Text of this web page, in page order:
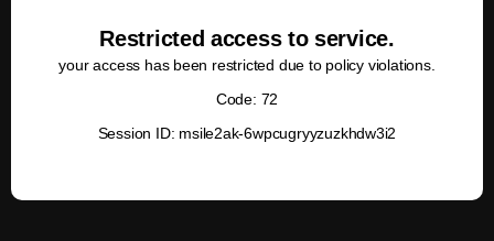
Restricted access to service.
your access has been restricted due to policy violations.
Code: 72
Session ID: msile2ak-6wpcugryyzuzkhdw3i2